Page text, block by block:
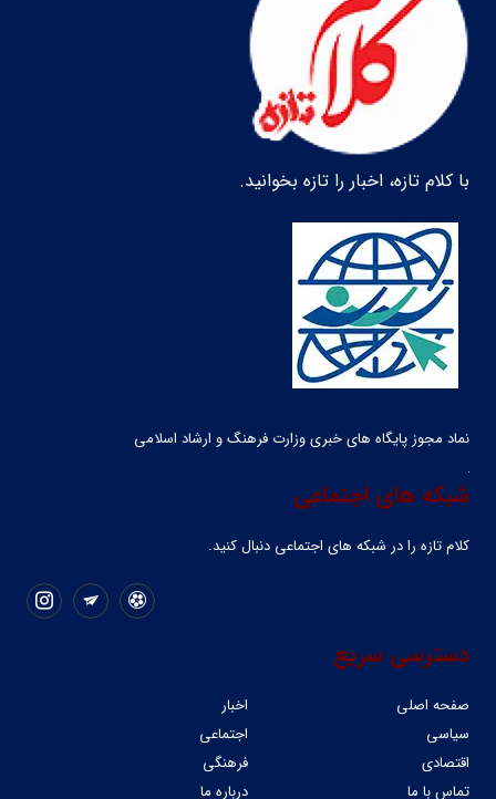
با کلام تازه، اخبار را تازه بخوانید.
نماد مجوز پایگاه های خبری وزارت فرهنگ و ارشاد اسلامی
شبکه های اجتماعی
کلام تازه را در شبکه ‌های اجتماعی دنبال کنید.
دسترسی سریع
صفحه اصلی
اخبار
سیاسی
اجتماعی
اقتصادی
فرهنگی
تماس با ما
درباره ما